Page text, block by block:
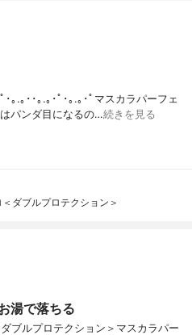
･｡.｡･･｡.｡･ﾟ･｡.｡･ﾟマスカラパーフェ
パンダ目になるの…続きを見る
ダブルプロテクション＞
湯で落ちる
ブルプロテクション＞マスカラパー